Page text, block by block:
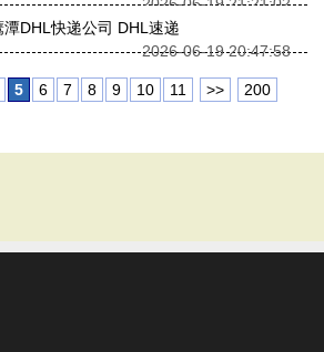
DHL快递公司 DHL速递
2026-06-19 20:47:58
5 6 7 8 9 10 11 >> 200